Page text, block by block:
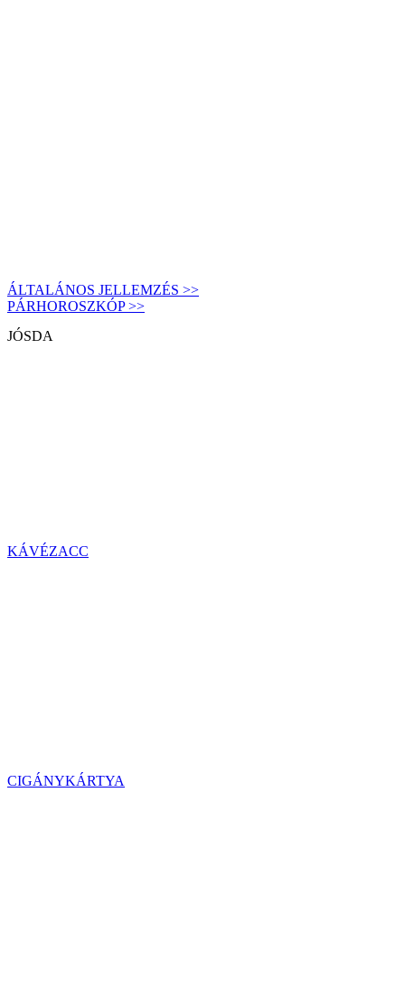
ÁLTALÁNOS JELLEMZÉS >>
PÁRHOROSZKÓP >>
JÓSDA
KÁVÉZACC
CIGÁNYKÁRTYA